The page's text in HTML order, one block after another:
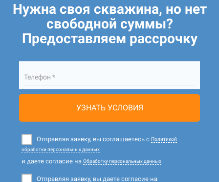
Нужна своя скважина, но нет
свободной суммы?
Предоставляем рассрочку
Телефон *
УЗНАТЬ УСЛОВИЯ
Отправляя заявку, вы соглашаетесь с Политикой
обработки персональных данных
и даете согласие на Обработку персональных данных
Отправляя заявку, вы даете согласие на